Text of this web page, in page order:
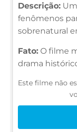
Descrição:
fenômenos
sobrenatural
Fato: O filme
drama
Este filme não